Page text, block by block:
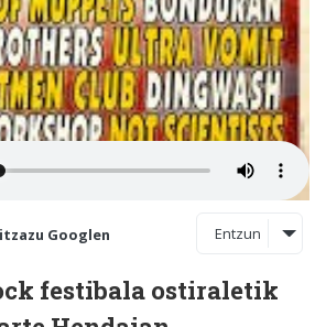
Googlen Entzun
festibala ostiraletik